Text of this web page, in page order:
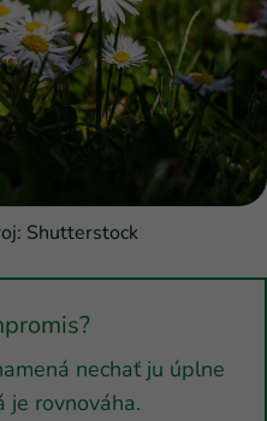
Shutterstock
nechať ju úplne
je rovnováha.